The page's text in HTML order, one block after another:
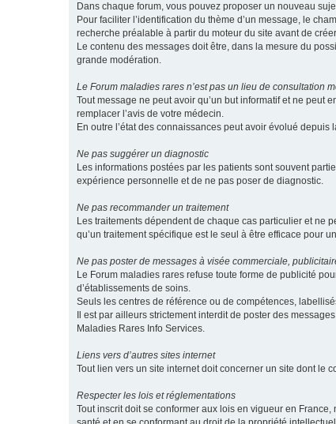
Dans chaque forum, vous pouvez proposer un nouveau
Pour faciliter l’identification du thème d’un message, le
recherche préalable à partir du moteur du site avant de
Le contenu des messages doit être, dans la mesure du
grande modération.
Le Forum maladies rares n’est pas un lieu de consultation
Tout message ne peut avoir qu’un but informatif et ne peut
remplacer l’avis de votre médecin.
En outre l’état des connaissances peut avoir évolué
Ne pas suggérer un diagnostic
Les informations postées par les patients sont souvent
expérience personnelle et de ne pas poser de diagnostic.
Ne pas recommander un traitement
Les traitements dépendent de chaque cas particulier et ne
qu’un traitement spécifique est le seul à être efficace pour
Ne pas poster de messages à visée commerciale,
Le Forum maladies rares refuse toute forme de publicité
d’établissements de soins.
Seuls les centres de référence ou de compétences,
Il est par ailleurs strictement interdit de poster des
Maladies Rares Info Services.
Liens vers d’autres sites internet
Tout lien vers un site internet doit concerner un site dont le
Respecter les lois et réglementations
Tout inscrit doit se conformer aux lois en vigueur en